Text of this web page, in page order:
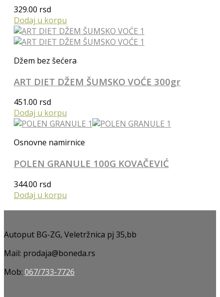
329.00 rsd
Dodaj u korpu
Džem bez šećera
ART DIET DŽEM ŠUMSKO VOĆE 300gr
451.00 rsd
Dodaj u korpu
Osnovne namirnice
POLEN GRANULE 100G KOVAČEVIĆ
344.00 rsd
Dodaj u korpu
Autoput BG-ZG, Veletržnica pj 35,bb
Mail: prodaja@boneda.rs
Mob: 067/733-7726